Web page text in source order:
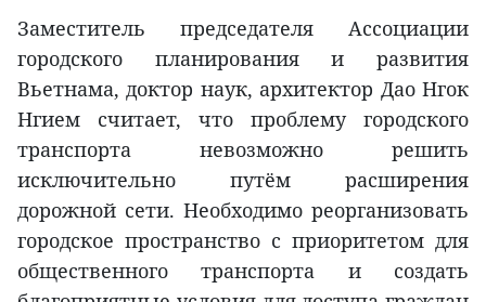
Заместитель председателя Ассоциации
городского планирования и развития
Вьетнама, доктор наук, архитектор Дао Нгок
Нгием считает, что проблему городского
транспорта невозможно решить
исключительно путём расширения
дорожной сети. Необходимо реорганизовать
городское пространство с приоритетом для
общественного транспорта и создать